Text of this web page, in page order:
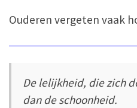
Ouderen vergeten vaak
De lelijkheid, die zich
dan de schoonheid.